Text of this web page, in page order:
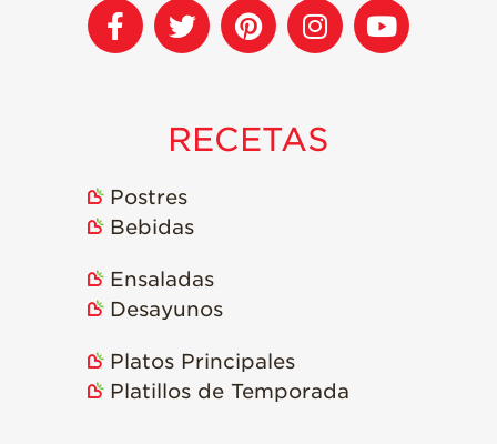
RECETAS
Postres
Bebidas
Ensaladas
Desayunos
Platos Principales
Platillos de Temporada